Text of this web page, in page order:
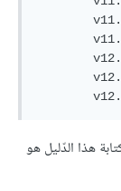
هذا الدّليل هو